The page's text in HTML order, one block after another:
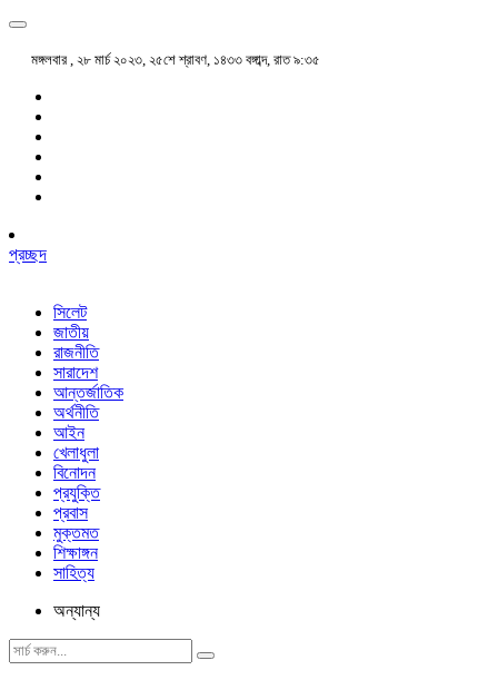
মঙ্গলবার , ২৮ মার্চ ২০২৩, ২৫শে শ্রাবণ, ১৪৩৩ বঙ্গাব্দ, রাত ৯:৩৫
প্রচ্ছদ
সিলেট
জাতীয়
রাজনীতি
সারাদেশ
আন্তর্জাতিক
অর্থনীতি
আইন
খেলাধুলা
বিনোদন
প্রযুক্তি
প্রবাস
মুক্তমত
শিক্ষাঙ্গন
সাহিত্য
অন্যান্য